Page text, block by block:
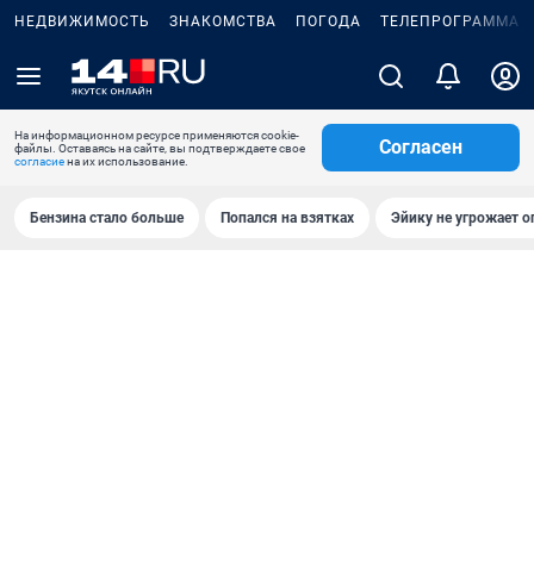
НЕДВИЖИМОСТЬ ЗНАКОМСТВА ПОГОДА ТЕЛЕПРОГРАММА
На информационном ресурсе применяются cookie-
файлы. Оставаясь на сайте, вы подтверждаете свое
согласиена их использование.
Согласен
Бензина стало больше Попался на взятках Эйику не угрожает